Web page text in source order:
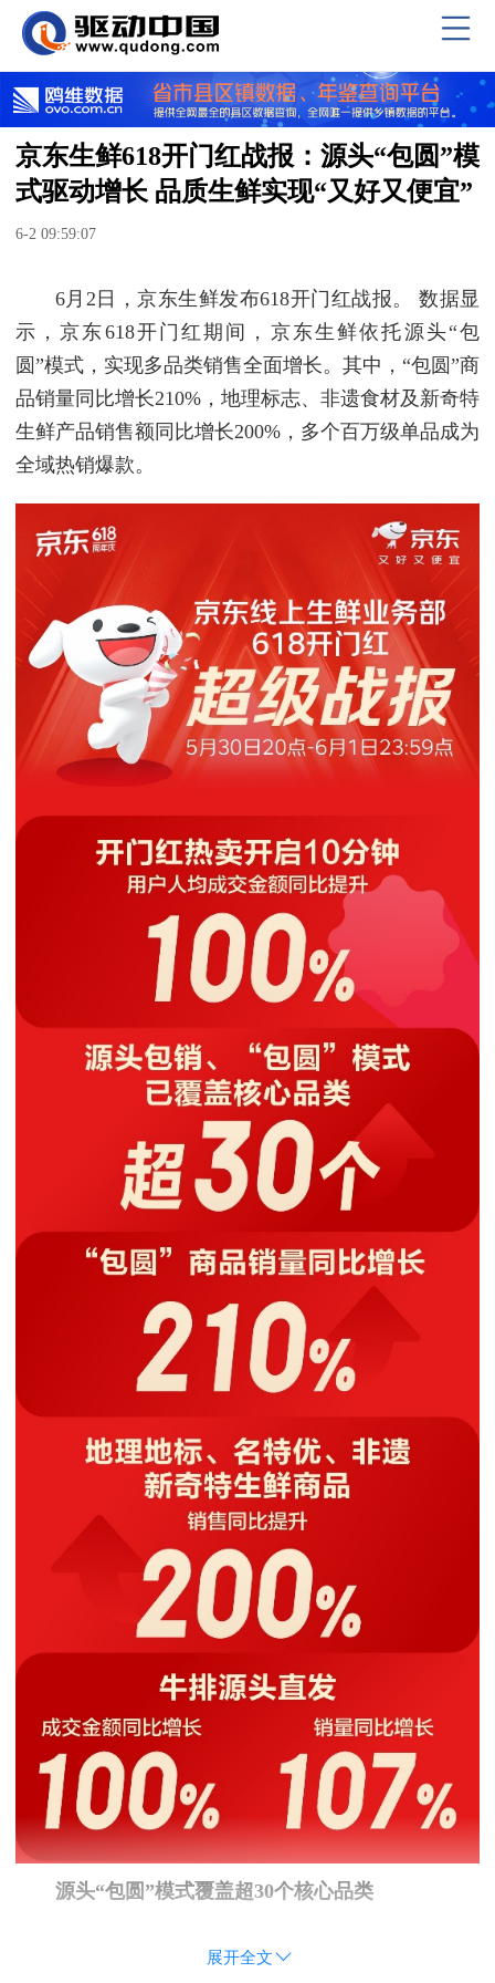
京东生鲜618开门红战报：源头“包圆”模
式驱动增长 品质生鲜实现“又好又便宜”
6-2 09:59:07
6月2日，京东生鲜发布618开门红战报。 数据显
示，京东618开门红期间，京东生鲜依托源头“包
圆”模式，实现多品类销售全面增长。其中，“包圆”商
品销量同比增长210%，地理标志、非遗食材及新奇特
生鲜产品销售额同比增长200%，多个百万级单品成为
全域热销爆款。
源头“包圆”模式覆盖超30个核心品类
展开全文